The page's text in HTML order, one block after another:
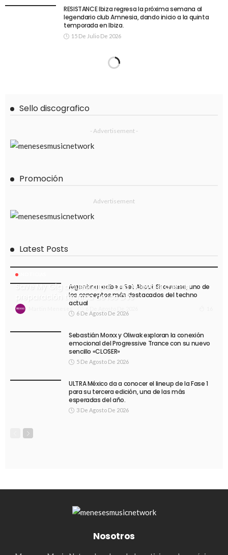
RESISTANCE Ibiza regresa la próxima semana al
legendario club Amnesia, dando inicio a la quinta
temporada en Ibiza.
15 De Julio De 2026
Sello discografico
- Advertisement -
Promoción
Advertisement
Latest Posts
Save My Gig apuesta por una nueva era en la
preparación técnica de los DJs
Argentina recibe a Set About Showcase, uno de
los conceptos más destacados del techno
actual
6 De Agosto De 2026
Sebastián Morxx y Oliwak exploran la conexión
emocional del Progressive Trance con su nuevo
sencillo «CLOSER»
5 De Agosto De 2026
ULTRA México da a conocer el lineup de la Fase 1
para su tercera edición, una de las más
esperadas del año.
3 De Agosto De 2026
Nosotros